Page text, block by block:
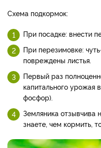
Схема подкормок:
При посадке: внести
При перезимовке:
повреждены листья.
Первый раз
капитального урожая
фосфор).
Земляника отзывчива
знаете, чем кормить,